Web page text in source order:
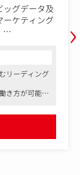
ニケーション
ります。
ンドの価値
ことをミッ
広告・PR・
してマーケ
›